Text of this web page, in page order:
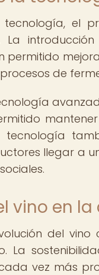
el
La
permitido
de
tecnología
llegar a
vino en
del vino
La
vez más